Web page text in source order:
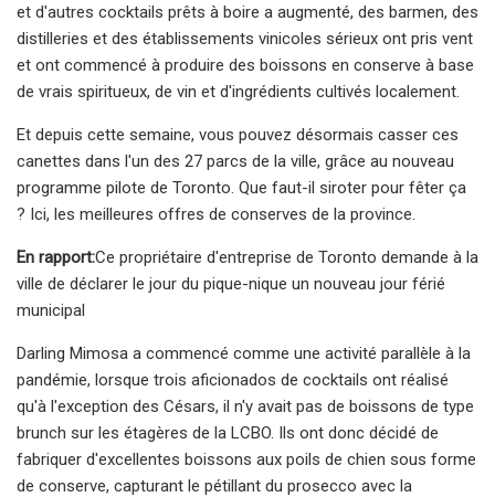
et d'autres cocktails prêts à boire a augmenté, des barmen, des
distilleries et des établissements vinicoles sérieux ont pris vent
et ont commencé à produire des boissons en conserve à base
de vrais spiritueux, de vin et d'ingrédients cultivés localement.
Et depuis cette semaine, vous pouvez désormais casser ces
canettes dans l'un des 27 parcs de la ville, grâce au nouveau
programme pilote de Toronto. Que faut-il siroter pour fêter ça
? Ici, les meilleures offres de conserves de la province.
En rapport:Ce propriétaire d'entreprise de Toronto demande à la
ville de déclarer le jour du pique-nique un nouveau jour férié
municipal
Darling Mimosa a commencé comme une activité parallèle à la
pandémie, lorsque trois aficionados de cocktails ont réalisé
qu'à l'exception des Césars, il n'y avait pas de boissons de type
brunch sur les étagères de la LCBO. Ils ont donc décidé de
fabriquer d'excellentes boissons aux poils de chien sous forme
de conserve, capturant le pétillant du prosecco avec la